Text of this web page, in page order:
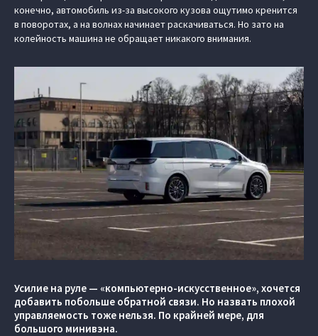
конечно, автомобиль из-за высокого кузова ощутимо кренится
в поворотах, а на волнах начинает раскачиваться. Но зато на
колейность машина не обращает никакого внимания.
Усилие на руле — «компьютерно-искусственное», хочется
добавить побольше обратной связи. Но назвать плохой
управляемость тоже нельзя. По крайней мере, для
большого минивэна.